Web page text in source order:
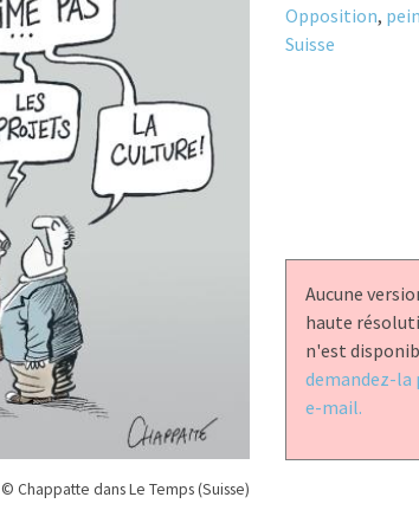
© Chappatte dans Le Temps (Suisse)
Opposition,
Suisse
Aucune
haute
n'est
demandez-la
e-mail.